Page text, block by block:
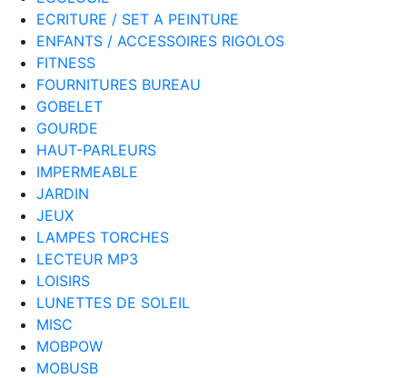
ECRITURE / SET A PEINTURE
ENFANTS / ACCESSOIRES RIGOLOS
FITNESS
FOURNITURES BUREAU
GOBELET
GOURDE
HAUT-PARLEURS
IMPERMEABLE
JARDIN
JEUX
LAMPES TORCHES
LECTEUR MP3
LOISIRS
LUNETTES DE SOLEIL
MISC
MOBPOW
MOBUSB